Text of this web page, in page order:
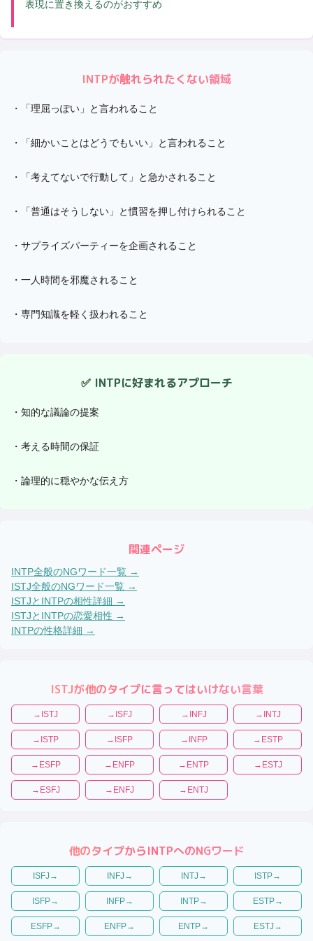
表現に置き換えるのがおすすめ
INTPが触れられたくない領域
・ 「理屈っぽい」と言われること
・ 「細かいことはどうでもいい」と言われること
・ 「考えてないで行動して」と急かされること
・ 「普通はそうしない」と慣習を押し付けられること
・ サプライズパーティーを企画されること
・ 一人時間を邪魔されること
・ 専門知識を軽く扱われること
✅ INTPに好まれるアプローチ
・ 知的な議論の提案
・ 考える時間の保証
・ 論理的に穏やかな伝え方
関連ページ
INTP全般のNGワード一覧 →
ISTJ全般のNGワード一覧 →
ISTJと INTPの相性詳細 →
ISTJと INTPの恋愛相性 →
INTPの性格詳細 →
ISTJが他のタイプに言ってはいけない言葉
→ ISTJ → ISFJ → INFJ → INTJ
→ ISTP → ISFP → INFP → ESTP
→ ESFP → ENFP → ENTP → ESTJ
→ ESFJ → ENFJ → ENTJ
他のタイプからINTPへのNGワード
ISFJ → INFJ → INTJ → ISTP→
ISFP→ INFP→ INTP→ ESTP→
ESFP→ ENFP→ ENTP→ ESTJ →